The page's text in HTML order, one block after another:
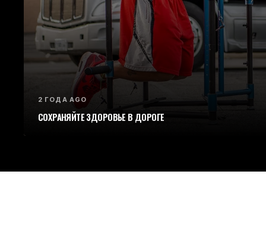
2 ГОДА AGO
СОХРАНЯЙТЕ ЗДОРОВЬЕ В ДОРОГЕ